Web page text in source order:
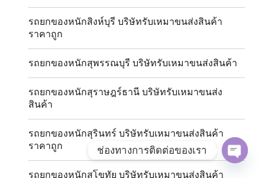
รถยกของหนักสิงห์บุรี บริษัทรับเหมาขนส่งสินค้า
ราคาถูก
รถยกของหนักสุพรรณบุรี บริษัทรับเหมาขนส่งสินค้า
รถยกของหนักสุราษฎร์ธานี บริษัทรับเหมาขนส่ง
สินค้า
รถยกของหนักสุรินทร์ บริษัทรับเหมาขนส่งสินค้า
ราคาถูก
รถยกของหนักสุโขทัย บริษัทรับเหมาขนส่งสินค้า
ช่องทางการติดต่อของเรา
OPEN